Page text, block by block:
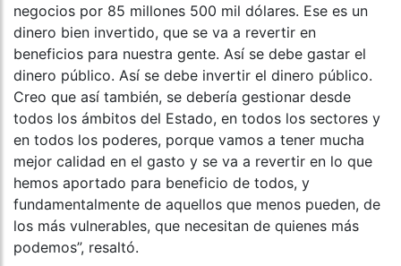
negocios por 85 millones 500 mil dólares. Ese es un
dinero bien invertido, que se va a revertir en
beneficios para nuestra gente. Así se debe gastar el
dinero público. Así se debe invertir el dinero público.
Creo que así también, se debería gestionar desde
todos los ámbitos del Estado, en todos los sectores y
en todos los poderes, porque vamos a tener mucha
mejor calidad en el gasto y se va a revertir en lo que
hemos aportado para beneficio de todos, y
fundamentalmente de aquellos que menos pueden, de
los más vulnerables, que necesitan de quienes más
podemos”, resaltó.